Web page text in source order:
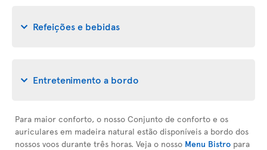
Refeições e bebidas
Entretenimento a bordo
Para maior conforto, o nosso Conjunto de conforto e os
auriculares em madeira natural estão disponíveis a bordo dos
nossos voos durante três horas. Veja o nosso Menu Bistro para